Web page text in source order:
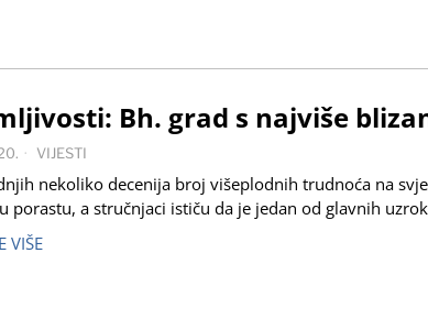
Bh. grad s najviše
VIJESTI
nekoliko decenija broj višeplodnih trudnoća na
porastu, a stručnjaci ističu da je jedan od glavnih
VIŠE